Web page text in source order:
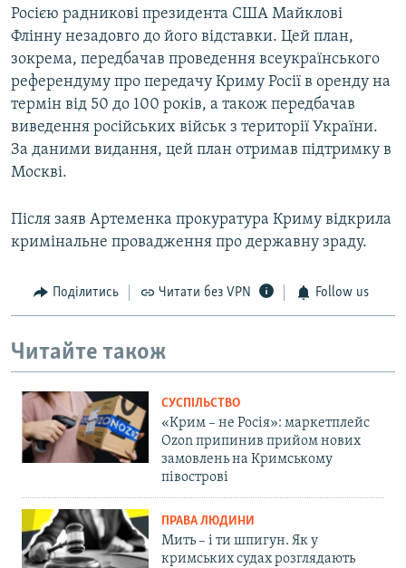
Росією радникові президента США Майклові
Флінну незадовго до його відставки. Цей план,
зокрема, передбачав проведення всеукраїнського
референдуму про передачу Криму Росії в оренду на
термін від 50 до 100 років, а також передбачав
виведення російських військ з території України.
За даними видання, цей план отримав підтримку в
Москві.
Після заяв Артеменка прокуратура Криму відкрила
кримінальне провадження про державну зраду.
Поділитись Читати без VPN Follow us
Читайте також
СУСПІЛЬСТВО
«Крим – не Росія»: маркетплейс
Ozon припинив прийом нових
замовлень на Кримському
півострові
ПРАВА ЛЮДИНИ
Мить – і ти шпигун. Як у
кримських судах розглядають